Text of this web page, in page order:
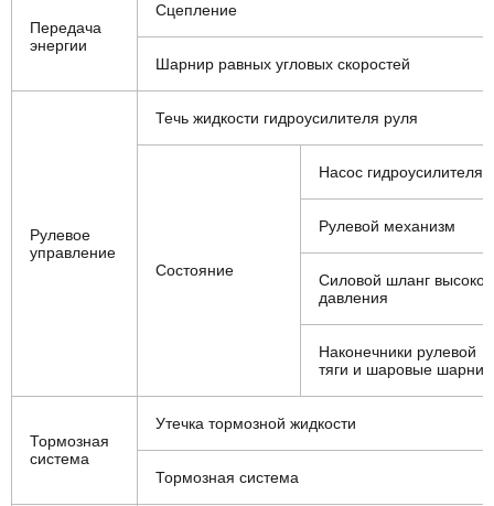
Передача
энергии
Сцепление
Шарнир равных угловых скоростей
Рулевое
управление
Течь жидкости гидроусилителя руля
Состояние
Насос гидроусилителя
Рулевой механизм
Силовой шланг
давления
Наконечники рулевой
тяги и шаровые
Тормозная
система
Утечка тормозной жидкости
Тормозная система